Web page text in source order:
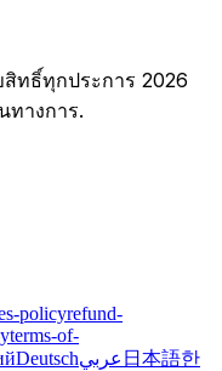
ทธิ์ทุกประการ 2026
ทางการ.
policyrefund-
terms-of-
Deutschعربي 日本語한